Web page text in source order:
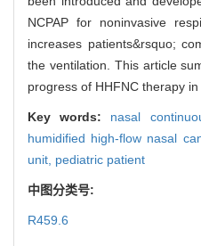
NCPAP for noninvasive
increases patients&rsquo;
the ventilation. This article
progress of HHFNC therapy
Key words: nasal
humidified high-flow nasal
unit, pediatric patient
中图分类号:
R459.6